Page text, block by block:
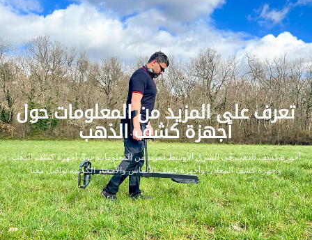
تعرف على المزيد من المعلومات حول
أجهزة كشف الذهب
أجهزة كشف الذهب في الشرق الأوسط لمزيد من المعلومات حول أجهزة كشف الذهب
وأجهزة كشف المعادن وأجهزة كشف الألماس والأحجار الكريمة تواصل معنا